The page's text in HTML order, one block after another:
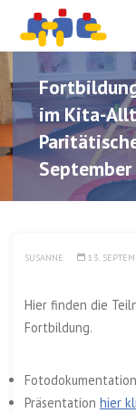
content
im Kita-
SUSANNE 13.
Hier finden die
Fortbildung.
Fotodokumentation
Präsentation hier